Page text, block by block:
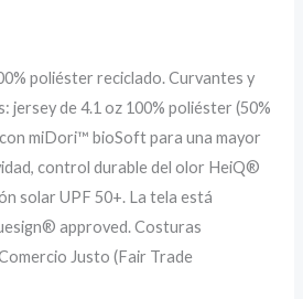
poliéster reciclado. Curvantes y
jersey de 4.1 oz 100% poliéster (50%
miDori™ bioSoft para una mayor
control durable del olor HeiQ®
solar UPF 50+. La tela está
approved. Costuras
Justo (Fair Trade